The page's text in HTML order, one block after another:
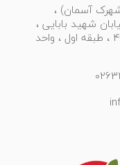
آسمان) ،
شهید بابایی ،
مجتمع کیامال ، قطعه 434-435 ، طبقه اول ، واحد